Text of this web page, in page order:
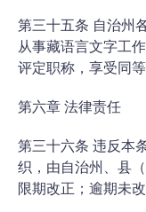
第三十五条 自治州
从事藏语言文字工
评定职称，享受同
第六章 法律责任
第三十六条 违反本
织，由自治州、县
限期改正；逾期未